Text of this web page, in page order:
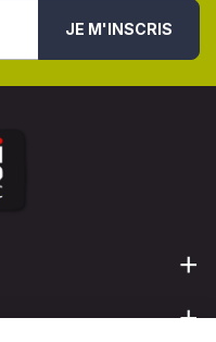
JE M'INSCRIS